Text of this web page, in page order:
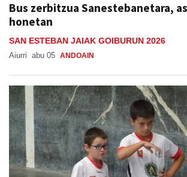
Bus zerbitzua Sanestebanetara,
honetan
SAN ESTEBAN JAIAK GOIBURUN 2026
Aiurri abu 05 ANDOAIN